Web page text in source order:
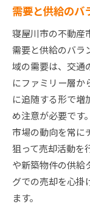
寝屋川市で
優位性
売却戦
広告戦
買い手
最新技
寝屋川市不
プ
売却前
需要と供給のバ
寝屋川市の不動産
需要と供給のバラ
域の需要は、交通
にファミリー層か
に追随する形で増
め注意が必要です
市場の動向を常に
狙って売却活動を
や新築物件の供給
グでの売却を心掛
ます。